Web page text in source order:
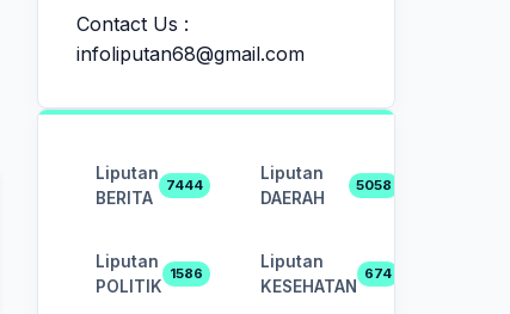
Contact Us :
infoliputan68@gmail.com
Liputan
BERITA
7444
Liputan
DAERAH
5058
Liputan
POLITIK
1586
Liputan
KESEHATAN
674